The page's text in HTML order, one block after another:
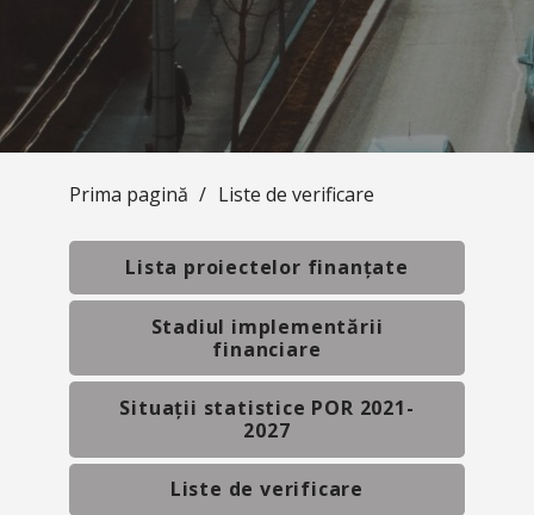
Prima pagină / Liste de verificare
Lista proiectelor finanțate
Stadiul implementării
financiare
Situații statistice POR 2021-
2027
Liste de verificare